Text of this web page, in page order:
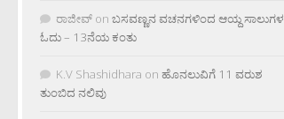
ರಾಜೀವ್ on ಬಸವಣ್ಣನ ವಚನಗಳಿಂದ ಆಯ್ದ ಸಾಲುಗಳ
ಓದು – 13ನೆಯ ಕಂತು
K.V Shashidhara on ಹೊನಲುವಿಗೆ 11 ವರುಶ
ತುಂಬಿದ ನಲಿವು